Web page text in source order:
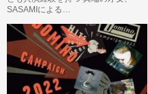
SASAMIによる…